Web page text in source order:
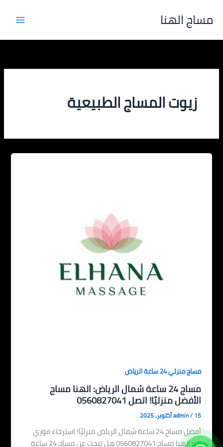
مساج الهنا
زيوت المساج الطبيعية
مساج منزلي 24 ساعة الرياض
مساج 24 ساعة شمال الرياض: الهنا مساج
الأفضل منزليًا! اتصل 0560827041
admin/15 أكتوبر، 2025
أفضل مساج 24 ساعة شمال الرياض منزليًا! استرخاء فوري
مع الهنا مساج 0560827041 هل تبحث عن مساج 24 ساعة